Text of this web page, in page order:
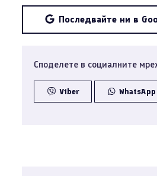
Последвайте ни в
Споделете в социалните
Viber WhatsApp